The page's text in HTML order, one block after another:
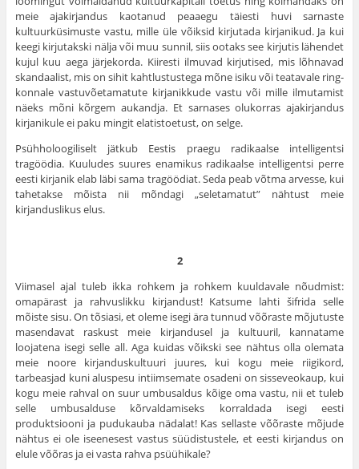
meie ajakirjandus kaotanud peaaegu täiesti huvi sarnaste
kultuurküsimuste vastu, mille üle võiksid kirjutada kirjanikud. Ja kui
keegi kirjutakski nälja või muu sunnil, siis ootaks see kirjutis lähendet
kujul kuu aega järjekorda. Kiiresti ilmuvad kirjutised, mis lõhnavad
skandaalist, mis on sihit kahtlustustega mõne isiku või teatavale ring­
konnale vastuvõetamatute kirjanikkude vastu või mille ilmutamist
näeks mõni kõrgem aukandja. Et sarnases olukorras ajakirjandus
kirjanikule ei paku mingit elatistoetust, on selge.
Psühholoogiliselt jätkub Eestis praegu radikaalse intelligentsi
tragöödia. Kuuludes suures enamikus radikaalse intelligentsi perre
eesti kirjanik elab läbi sama tragöödiat. Seda peab võtma arvesse, kui
tahetakse mõista nii mõndagi „seletamatut” nähtust meie
kirjanduslikus elus.
2
Viimasel ajal tuleb ikka rohkem ja rohkem kuuldavale nõudmist:
omapärast ja rahvuslikku kirjandust! Katsume lahti šifrida selle
mõiste sisu. On tõsiasi, et oleme isegi ära tunnud võõraste mõjutuste
masen­davat raskust meie kirjandusel ja kultuuril, kannatame
loojatena isegi selle all. Aga kuidas võikski see nähtus olla olemata
meie noore kirjandus­kultuuri juures, kui kogu meie riigikord,
tarbeasjad kuni aluspesu intiim­semate osadeni on sisseveokaup, kui
kogu meie rahval on suur umb­usaldus kõige oma vastu, nii et tuleb
selle umbusalduse kõrvaldami­seks korraldada isegi eesti
produktsiooni ja pudukauba nädalat! Kas sellaste võõraste mõjude
nähtus ei ole iseenesest vastus süüdistustele, et eesti kirjandus on
elule võõras ja ei vasta rahva psüühikale?